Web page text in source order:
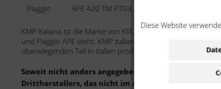
Piaggio
APE 420 TM P703 / V Diesel
KMP italiana ist die Marke von KRÜGER Moto-Parts,
und Piaggio APE steht. KMP italiana setzt zudem auf
überwiegenden Teil in Italien produziert.
Soweit nicht anders angegeben: Bei der
Drittherstellers, das nicht im Auftrag oder mit
Diese Website